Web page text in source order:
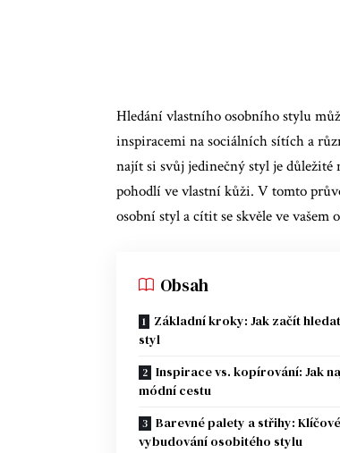
Hledání vlastního osobního stylu
inspiracemi na sociálních sítích a
najít si svůj jedinečný styl je důležité
pohodlí ve vlastní kůži. V tomto
osobní styl a cítit se skvěle ve vašem
Obsah
Základní kroky: Jak začít
styl
Inspirace vs. kopírování: Jak
módní cestu
Barevné palety a střihy:
vybudování osobitého stylu